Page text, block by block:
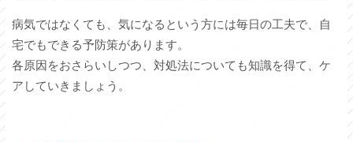
病気ではなくても、気になるという方には毎日の工夫で、自
宅でもできる予防策があります。
各原因をおさらいしつつ、対処法についても知識を得て、ケ
アしていきましょう。